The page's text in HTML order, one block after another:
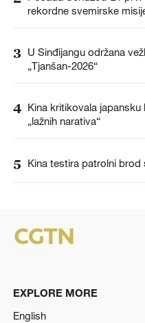
rekordne svemirske
3 U Sinđijangu održana
„Tjanšan-2026“
4 Kina kritikovala
„lažnih narativa“
5 Kina testira patrolni
EXPLORE MORE
English